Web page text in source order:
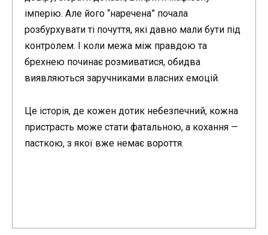
імперію. Але його “наречена” почала
розбурхувати ті почуття, які давно мали бути під
контролем. І коли межа між правдою та
брехнею починає розмиватися, обидва
виявляються заручниками власних емоцій.
Це історія, де кожен дотик небезпечний, кожна
пристрасть може стати фатальною, а кохання —
пасткою, з якої вже немає вороття.